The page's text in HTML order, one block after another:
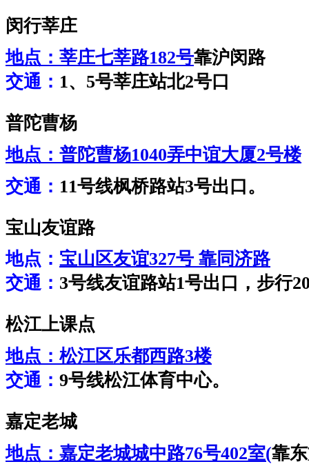
闵行莘庄
地点： 莘庄七莘路182号靠沪闵路
交通： 1、5号莘庄站北2号口
普陀曹杨
地点： 普陀曹杨1040弄中谊大厦2号楼
交通： 11号线枫桥路站3号出口。
宝山友谊路
地点： 宝山区友谊327号 靠同济路
交通： 3号线友谊路站1号出口，步行
松江上课点
地点： 松江区乐都西路3楼
交通： 9号线松江体育中心。
嘉定老城
地点： 嘉定老城城中路76号402室(靠